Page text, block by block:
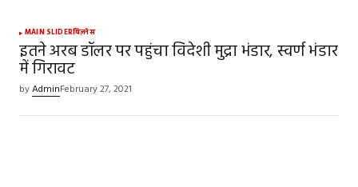
MAIN SLIDERबिज़नेस
इतने अरब डॉलर पर पहुंचा विदेशी मुद्रा भंडार, स्वर्ण भंडार
में गिरावट
byAdminFebruary 27, 2021